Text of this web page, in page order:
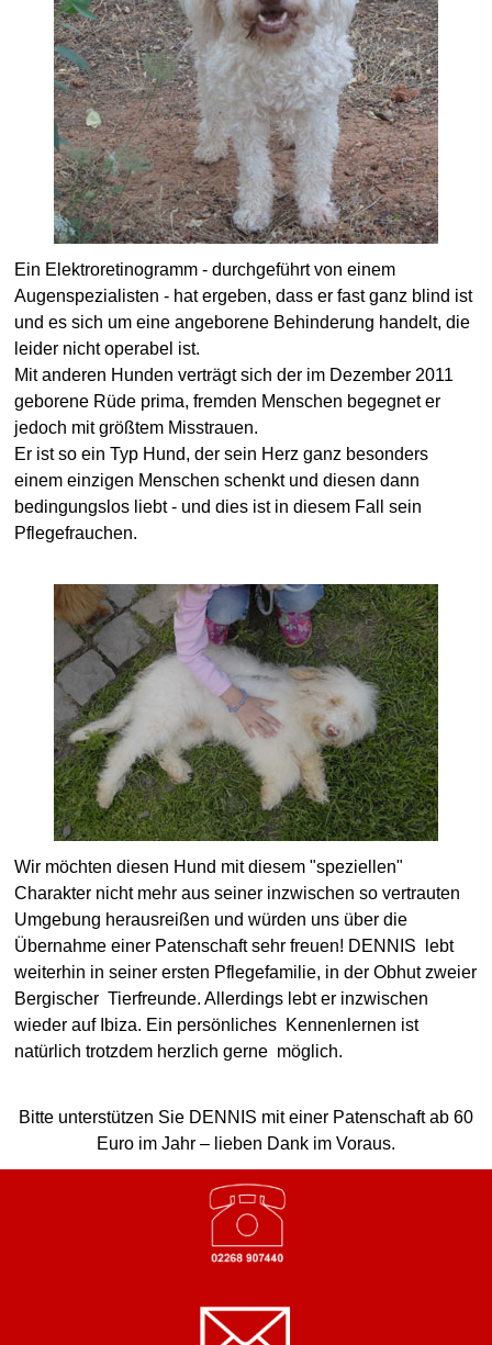
Ein Elektroretinogramm - durchgeführt von einem
Augenspezialisten - hat ergeben, dass er fast ganz blind ist
und es sich um eine angeborene Behinderung handelt, die
leider nicht operabel ist.
Mit anderen Hunden verträgt sich der im Dezember 2011
geborene Rüde prima, fremden Menschen begegnet er
jedoch mit größtem Misstrauen.
Er ist so ein Typ Hund, der sein Herz ganz besonders
einem einzigen Menschen schenkt und diesen dann
bedingungslos liebt - und dies ist in diesem Fall sein
Pflegefrauchen.
Wir möchten diesen Hund mit diesem "speziellen"
Charakter nicht mehr aus seiner inzwischen so vertrauten
Umgebung herausreißen und würden uns über die
Übernahme einer Patenschaft sehr freuen! DENNIS lebt
weiterhin in seiner ersten Pflegefamilie, in der Obhut zweier
Bergischer Tierfreunde. Allerdings lebt er inzwischen
wieder auf Ibiza. Ein persönliches Kennenlernen ist
natürlich trotzdem herzlich gerne möglich.
Bitte unterstützen Sie DENNIS mit einer Patenschaft ab 60
Euro im Jahr – lieben Dank im Voraus.